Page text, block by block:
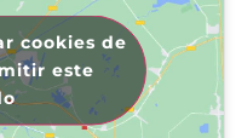
cookies de
este